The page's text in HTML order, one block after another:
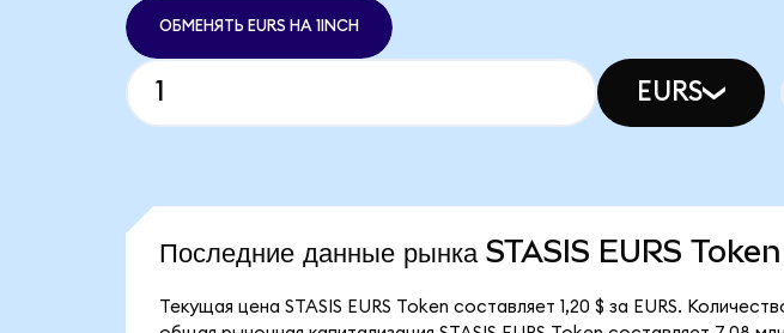
ОБМЕНЯТЬ EURS НА 1INCH
EURS
Последние данные рынка STASIS EURS Token
Текущая цена STASIS EURS Token составляет 1,20 $ за EURS.